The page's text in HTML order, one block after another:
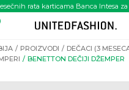
rata karticama Banca Intesa za
PROIZVODI
DEČACI (3
BENETTON DEČIJI DŽEMPER